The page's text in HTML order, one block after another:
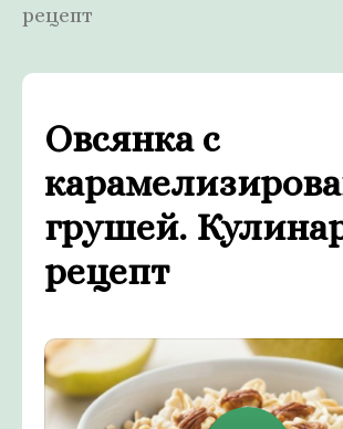
рецепт
Овсянка с
грушей.
рецепт